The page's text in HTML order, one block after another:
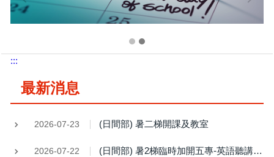
:::
最新消息
2026-07-23 (日間部) 暑二梯開課及教室
2026-07-22 (日間部) 暑2梯臨時加開五專-英語聽講(IV)